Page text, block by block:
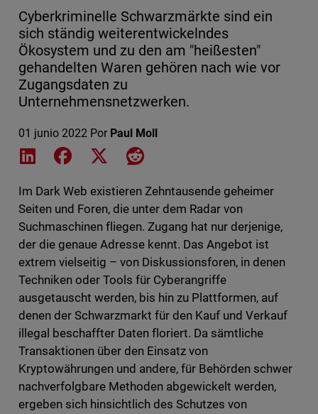
Cyberkriminelle Schwarzmärkte sind ein
sich ständig weiterentwickelndes
Ökosystem und zu den am "heißesten"
gehandelten Waren gehören nach wie vor
Zugangsdaten zu
Unternehmensnetzwerken.
01 junio 2022 Por Paul Moll
Share on LinkedIn
Share on Facebook
Share on XShare on Reddit
Im Dark Web existieren Zehntausende geheimer
Seiten und Foren, die unter dem Radar von
Suchmaschinen fliegen. Zugang hat nur derjenige,
der die genaue Adresse kennt. Das Angebot ist
extrem vielseitig – von Diskussionsforen, in denen
Techniken oder Tools für Cyberangriffe
ausgetauscht werden, bis hin zu Plattformen, auf
denen der Schwarzmarkt für den Kauf und Verkauf
illegal beschaffter Daten floriert. Da sämtliche
Transaktionen über den Einsatz von
Kryptowährungen und andere, für Behörden schwer
nachverfolgbare Methoden abgewickelt werden,
ergeben sich hinsichtlich des Schutzes von